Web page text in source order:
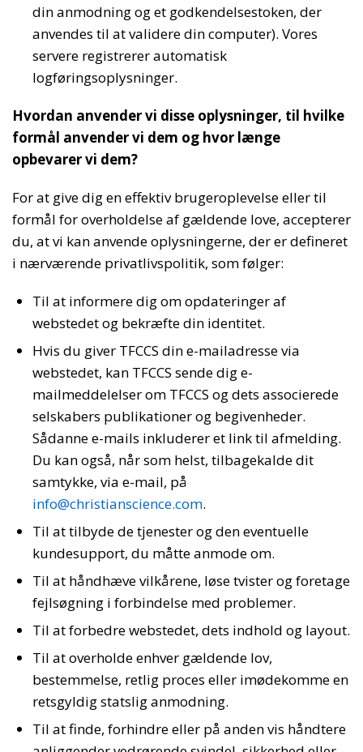
din anmodning og et godkendelsestoken, der
anvendes til at validere din computer). Vores
servere registrerer automatisk
logføringsoplysninger.
Hvordan anvender vi disse oplysninger, til hvilke
formål anvender vi dem og hvor længe
opbevarer vi dem?
For at give dig en effektiv brugeroplevelse eller til
formål for overholdelse af gældende love, accepterer
du, at vi kan anvende oplysningerne, der er defineret
i nærværende privatlivspolitik, som følger:
Til at informere dig om opdateringer af
webstedet og bekræfte din identitet.
Hvis du giver TFCCS din e-mailadresse via
webstedet, kan TFCCS sende dig e-
mailmeddelelser om TFCCS og dets associerede
selskabers publikationer og begivenheder.
Sådanne e-mails inkluderer et link til afmelding.
Du kan også, når som helst, tilbagekalde dit
samtykke, via e-mail, på
info@christianscience.com.
Til at tilbyde de tjenester og den eventuelle
kundesupport, du måtte anmode om.
Til at håndhæve vilkårene, løse tvister og foretage
fejlsøgning i forbindelse med problemer.
Til at forbedre webstedet, dets indhold og layout.
Til at overholde enhver gældende lov,
bestemmelse, retlig proces eller imødekomme en
retsgyldig statslig anmodning.
Til at finde, forhindre eller på anden vis håndtere